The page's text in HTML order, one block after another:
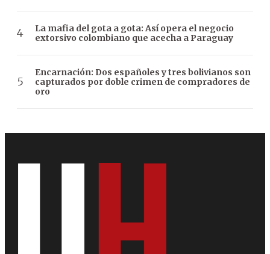
La mafia del gota a gota: Así opera el negocio
extorsivo colombiano que acecha a Paraguay
Encarnación: Dos españoles y tres bolivianos son
capturados por doble crimen de compradores de
oro